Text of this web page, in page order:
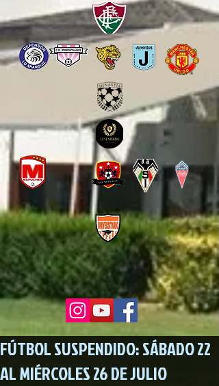
FÚTBOL SUSPENDIDO: SÁBADO 22
AL MIÉRCOLES 26 DE JULIO